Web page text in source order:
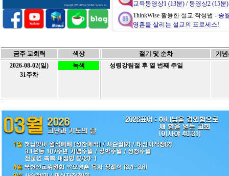
교육동영상1 (13분) / 동영상2 (15분)
ThinkWise 활용한 설교 작성법 - 송
영혼을 살리는 설교의 프로세스!
씽크와이즈 전문 강사자격 취득
ThinkWise2020 정품 체험 무료사
기본 사용 기간 1개월 / 강의 신청
기초사용법 - 초간단 동영상
ThinkWise로 생각정리, 기초사용
금주 교회력 색상 절기 및 순차
기
2026-08-02(일)
31주차
녹색 성령강림절 후 열 번째 주일
홈스쿨
글제목
작성일
10
[아하브코업] 2025 성경통독 부흥(0)...